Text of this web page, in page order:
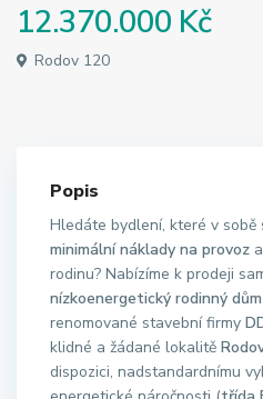
12.370.000 Kč
Rodov 120
Popis
Hledáte bydlení, které v sobě
minimální náklady na provoz
rodinu? Nabízíme k prodeji
nízkoenergetický rodinný
renomované stavební firmy
klidné a žádané lokalitě
dispozici, nadstandardnímu